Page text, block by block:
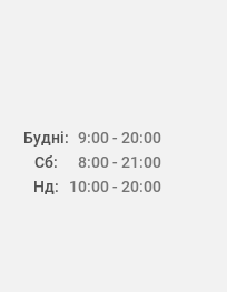
Будні:
Сб:
Нд:
9:00 - 20:00
8:00 - 21:00
10:00 - 20:00